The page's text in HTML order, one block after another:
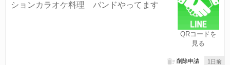
QRコードを
見る
ションカラオケ料理 バンドやってます
1日前
削除申請